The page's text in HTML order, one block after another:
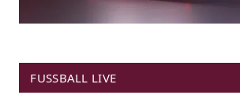
FUSSBALL LIVE